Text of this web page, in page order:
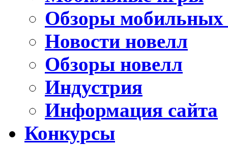
Обзоры мобильных
Новости новелл
Обзоры новелл
Индустрия
Информация сайта
Конкурсы